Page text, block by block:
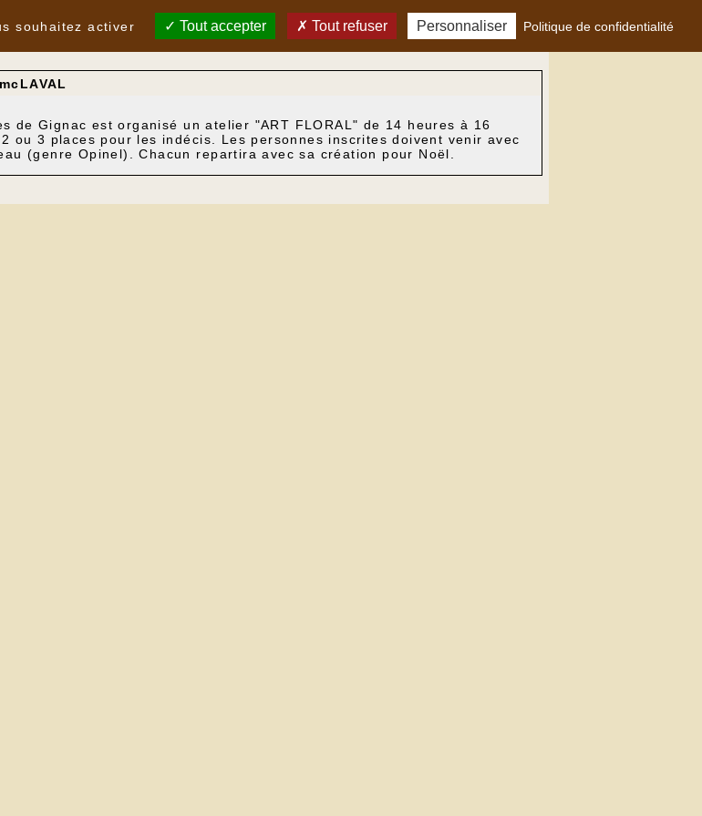
mcLAVAL
de Gignac est organisé un atelier "ART FLORAL" de 14 heures à 16
ou 3 places pour les indécis. Les personnes inscrites doivent venir avec
(genre Opinel). Chacun repartira avec sa création pour Noël.
souhaitez activer
Tout accepter Tout refuser Personnaliser Politique de confidentialité